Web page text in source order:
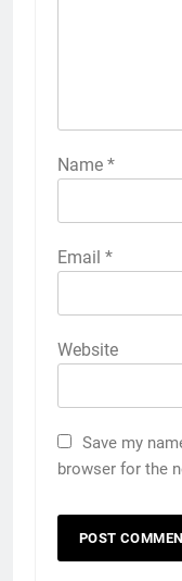
Name *
Email *
Website
Save my
browser for the